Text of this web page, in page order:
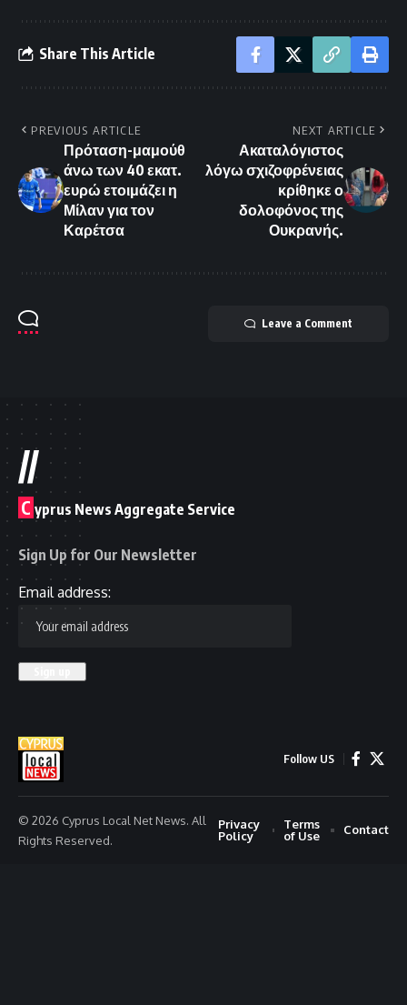
Share This Article
PREVIOUS ARTICLE
Πρόταση-μαμούθ
άνω των 40 εκατ.
ευρώ ετοιμάζει η
Μίλαν για τον
Καρέτσα
NEXT ARTICLE
Ακαταλόγιστος
λόγω σχιζοφρένειας
κρίθηκε ο
δολοφόνος της
Ουκρανής.
Leave a Comment
//
C yprus News Aggregate Service
Sign Up for Our Newsletter
Email address:
Follow US
© 2026 Cyprus Local Net News. All
Rights Reserved.
Privacy
Policy
Terms
of Use
Contact